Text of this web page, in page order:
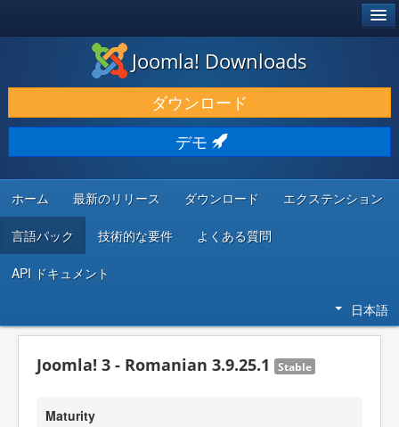
ダウンロードと機能拡張
発見と学び
コミュニティとサポート
開発者向けリソース
Joomla! Downloads
ダウンロード
デモ
ホーム 最新のリリース ダウンロード エクステンション
言語パック 技術的な要件 よくある質問
API ドキュメント
日本語
Joomla! 3 - Romanian 3.9.25.1 Stable
Maturity